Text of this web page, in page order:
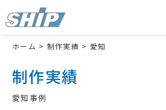
ホーム > 制作実績 > 愛知
制作実績
愛知事例